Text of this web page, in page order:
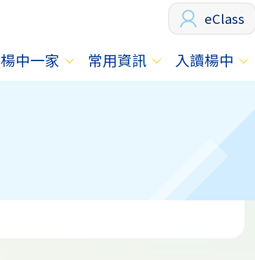
eClass
楊中一家 常用資訊 入讀楊中